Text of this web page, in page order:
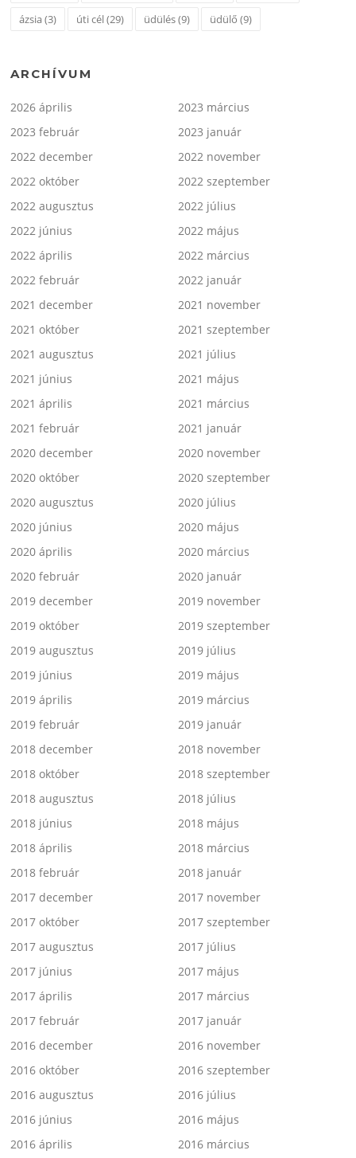
ázsia(3) úti cél(29) üdülés(9) üdülő (9)
ARCHÍVUM
2026 április
2023 március
2023 február
2023 január
2022 december
2022 november
2022 október
2022 szeptember
2022 augusztus
2022 július
2022 június
2022 május
2022 április
2022 március
2022 február
2022 január
2021 december
2021 november
2021 október
2021 szeptember
2021 augusztus
2021 július
2021 június
2021 május
2021 április
2021 március
2021 február
2021 január
2020 december
2020 november
2020 október
2020 szeptember
2020 augusztus
2020 július
2020 június
2020 május
2020 április
2020 március
2020 február
2020 január
2019 december
2019 november
2019 október
2019 szeptember
2019 augusztus
2019 július
2019 június
2019 május
2019 április
2019 március
2019 február
2019 január
2018 december
2018 november
2018 október
2018 szeptember
2018 augusztus
2018 július
2018 június
2018 május
2018 április
2018 március
2018 február
2018 január
2017 december
2017 november
2017 október
2017 szeptember
2017 augusztus
2017 július
2017 június
2017 május
2017 április
2017 március
2017 február
2017 január
2016 december
2016 november
2016 október
2016 szeptember
2016 augusztus
2016 július
2016 június
2016 május
2016 április
2016 március